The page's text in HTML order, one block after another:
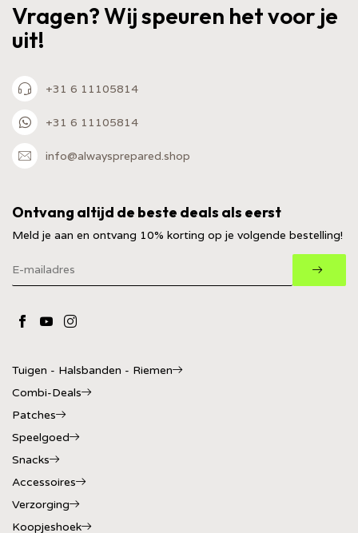
Vragen? Wij speuren het voor je
uit!
+31 6 11105814
+31 6 11105814
info@alwaysprepared.shop
Ontvang altijd de beste deals als eerst
Meld je aan en ontvang 10% korting op je volgende bestelling!
Tuigen - Halsbanden - Riemen
Combi-Deals
Patches
Speelgoed
Snacks
Accessoires
Verzorging
Koopjeshoek